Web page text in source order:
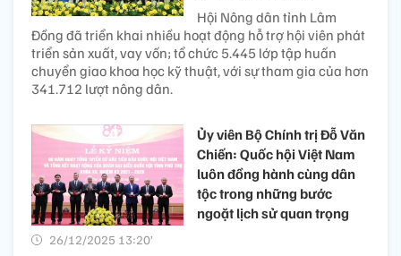
Hội Nông dân tỉnh Lâm
Đồng đã triển khai nhiều hoạt động hỗ trợ hội viên phát
triển sản xuất, vay vốn; tổ chức 5.445 lớp tập huấn
chuyển giao khoa học kỹ thuật, với sự tham gia của hơn
341.712 lượt nông dân.
Ủy viên Bộ Chính trị Đỗ Văn
Chiến: Quốc hội Việt Nam
luôn đồng hành cùng dân
tộc trong những bước
ngoặt lịch sử quan trọng
26/12/2025 13:20’